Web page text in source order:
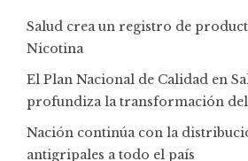
Salud crea un registro de
Nicotina
El Plan Nacional de Calidad en
profundiza la transformación del
Nación continúa con la
antigripales a todo el país